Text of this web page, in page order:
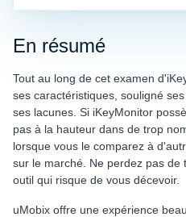
En résumé
Tout au long de cet examen
ses caractéristiques, souligné
ses lacunes. Si iKeyMonitor
pas à la hauteur dans de trop
lorsque vous le comparez à
sur le marché. Ne perdez pas de
outil qui risque de vous décevoir.
uMobix offre une expérience